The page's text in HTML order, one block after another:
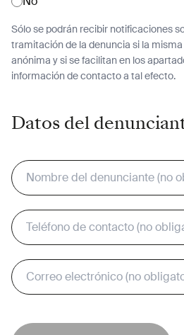
Sólo se podrán recibir notificaciones
tramitación de la denuncia si la
anónima y si se facilitan en los
información de contacto a tal efecto.
Datos del